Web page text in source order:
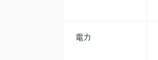
電力